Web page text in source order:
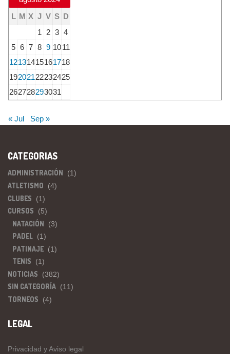
L M X J V S D
1
2 3 4
5 6 7 8 9 1011
12131415161718
19202122232425
262728293031
« Jul Sep »
CATEGORIAS
ADMINISTRACIÓN (1)
ATLETISMO (4)
CLUBES (1)
CURSOS (5)
NATACIÓN (3)
PADEL (1)
PATINAJE (1)
TENIS (1)
NOTICIAS (382)
SIN CATEGORÍA (11)
TORNEOS (4)
LEGAL
Privacidad y Aviso legal